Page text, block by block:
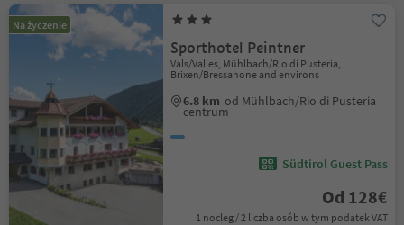
Na życzenie
Sporthotel Peintner
Vals/Valles, Mühlbach/Rio di Pusteria,
Brixen/Bressanone and environs
6.8 km od Mühlbach/Rio di Pusteria
centrum
Südtirol Guest Pass
Od 128€
1 nocleg / 2 liczba osób w tym podatek VAT